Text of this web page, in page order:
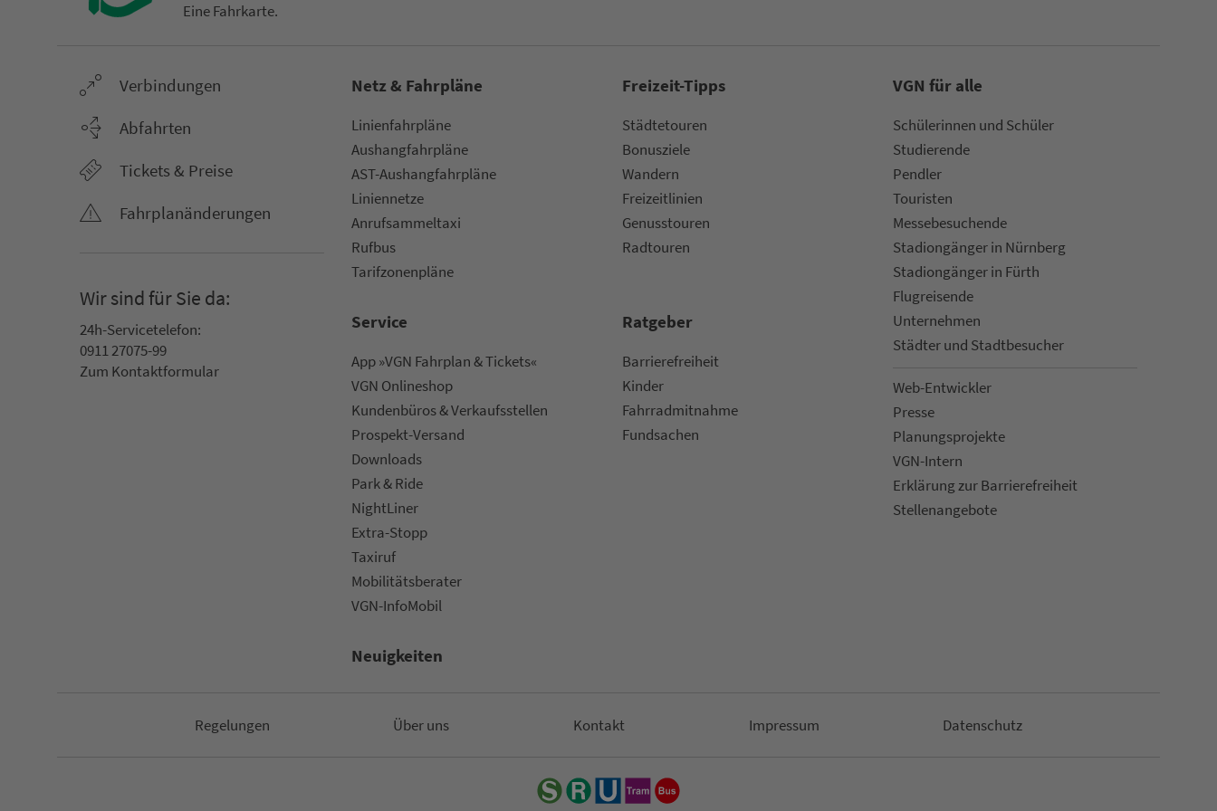
Eine Fahr­kar­te.
Ver­bin­dungen
Abfahrten
Tickets & Preise
Fahr­plan­ände­rungen
Wir sind für Sie da:
24h-Ser­vice­te­le­fon:
0911 27075-99
Zum Kon­taktformular
Netz & Fahrpläne
Li­ni­en­fahr­plä­ne
Aus­hang­fahr­plä­ne
AST-Aus­hang­fahr­plä­ne
Li­ni­en­netze
An­ruf­sam­mel­taxi
Rufbus
Ta­rif­zo­nen­plä­ne
Frei­zeit-Tipps
Städtetouren
Bonusziele
Wandern
Frei­zeit­li­ni­en
Genusstouren
Radtouren
Service
App »VGN Fahrplan & Tickets«
VGN On­line­shop
Kun­den­bü­ros & Ver­kaufs­stel­len
Prospekt-Versand
Downloads
Park & Ride
NightLiner
Extra-Stopp
Taxiruf
Mo­bi­li­täts­be­ra­ter
VGN-InfoMobil
Rat­ge­ber
Bar­ri­e­re­frei­heit
Kinder
Fahr­rad­mit­nah­me
Fund­sachen
Neuigkeiten
VGN für alle
Schülerinnen und Schüler
Stu­die­rende
Pendler
Touristen
Mes­se­be­suchende
Sta­di­on­gän­ger in Nürn­berg
Sta­di­on­gän­ger in Fürth
Flug­rei­sen­de
Un­ter­neh­men
Städter und Stadt­be­su­cher
Web-Entwickler
Presse
Pla­nungs­pro­jekte
VGN-Intern
Erklärung zur Bar­ri­e­re­frei­heit
Stellenan­ge­bote
Re­ge­lungen Über uns Kon­takt Impressum Da­ten­schutz